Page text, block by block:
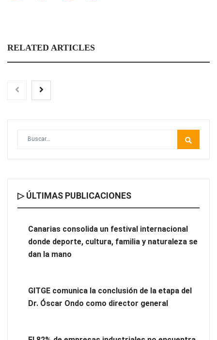
RELATED ARTICLES
cultura, familia y naturaleza se dan la mano
▷ ÚLTIMAS PUBLICACIONES
Canarias consolida un festival internacional
donde deporte, cultura, familia y naturaleza se
dan la mano
GITGE comunica la conclusión de la etapa del
Dr. Óscar Ondo como director general